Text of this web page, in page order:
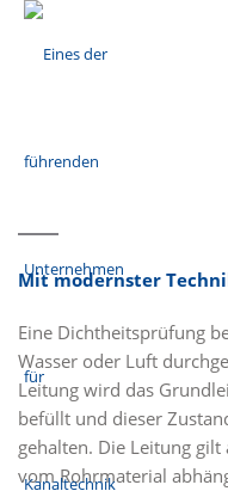
Mit modernster
Eine Dichtheitsprüfung
Wasser oder Luft
Leitung wird das
befüllt und dieser
gehalten. Die Leitung
vom Rohrmaterial